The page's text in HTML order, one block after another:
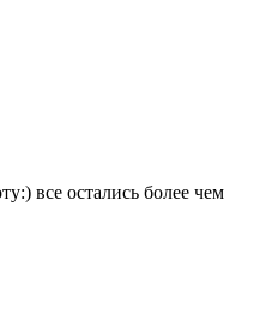
все остались более чем